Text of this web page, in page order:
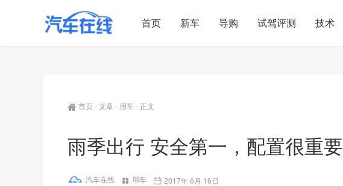
首页 新车 导购 试驾评测 技术
首页-文章- 用车- 正文
雨季出行 安全第一，配置很重要
汽车在线 用车 2017年 6月 16日